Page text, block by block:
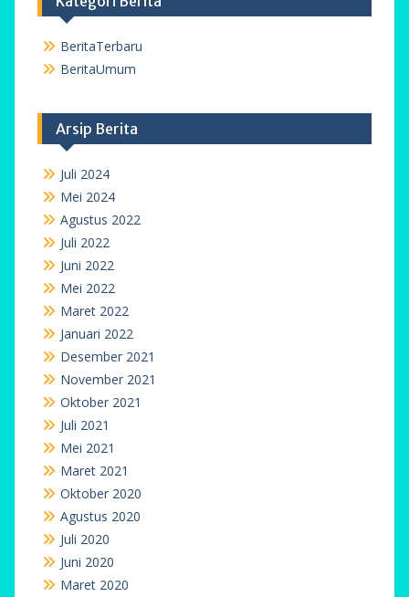
BeritaTerbaru
BeritaUmum
Arsip Berita
Juli 2024
Mei 2024
Agustus 2022
Juli 2022
Juni 2022
Mei 2022
Maret 2022
Januari 2022
Desember 2021
November 2021
Oktober 2021
Juli 2021
Mei 2021
Maret 2021
Oktober 2020
Agustus 2020
Juli 2020
Juni 2020
Maret 2020